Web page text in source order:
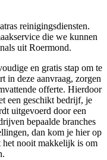
reinigingsdiensten.
die we kunnen
uit Roermond.
en gratis stap om te
in deze aanvraag, zorgen
offerte. Hierdoor
een geschikt bedrijf, je
uitgevoerd door een
bepaalde branches
dan kom je hier op
het nooit makkelijk is om